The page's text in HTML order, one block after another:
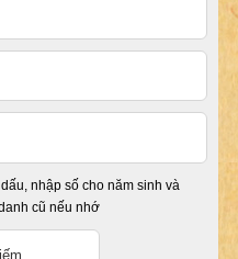
nhập số cho năm sinh và
cũ nếu nhớ